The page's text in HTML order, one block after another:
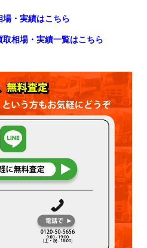
場・実績はこちら
取相場・実績一覧はこちら